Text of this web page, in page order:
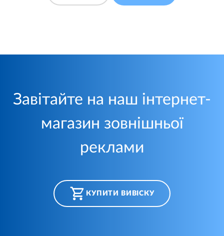
Завітайте на наш інтернет-
магазин зовнішньої
реклами
КУПИТИ ВИВІСКУ